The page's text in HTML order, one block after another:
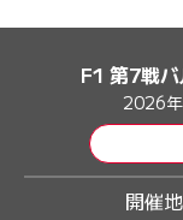
F1 第7戦
2026
開催地